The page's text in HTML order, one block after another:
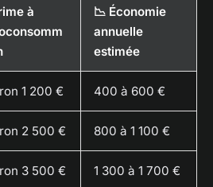
à
📉 Économie
annuelle
estimée
1 200 € 400 à 600 €
2 500 € 800 à 1 100 €
3 500 € 1 300 à 1 700 €